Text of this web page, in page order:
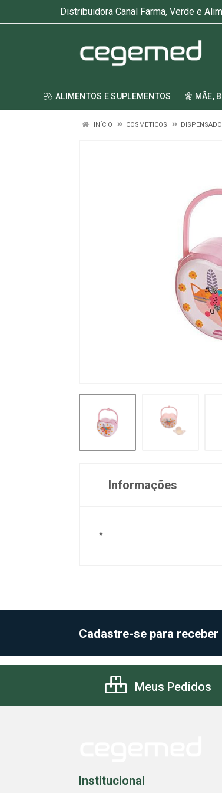
Distribuidora Canal Farma, Verde e
ALIMENTOS E SUPLEMENTOS MÃE,
INÍCIO COSMETICOS
Informações
*
Cadastre-se para
Meus Pedidos
Institucional